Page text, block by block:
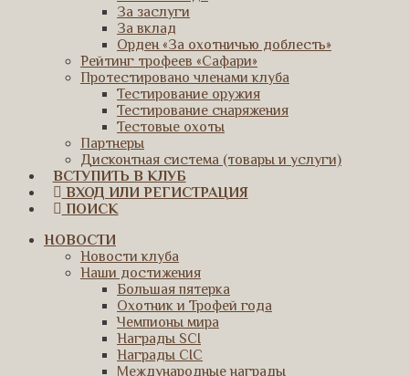
За заслуги
За вклад
Орден «За охотничью доблесть»
Рейтинг трофеев «Сафари»
Протестировано членами клуба
Тестирование оружия
Тестирование снаряжения
Тестовые охоты
Партнеры
Дисконтная система (товары и услуги)
ВСТУПИТЬ В КЛУБ
ВХОД ИЛИ РЕГИСТРАЦИЯ
ПОИСК
НОВОСТИ
Новости клуба
Наши достижения
Большая пятерка
Охотник и Трофей года
Чемпионы мира
Награды SCI
Награды CIC
Международные награды